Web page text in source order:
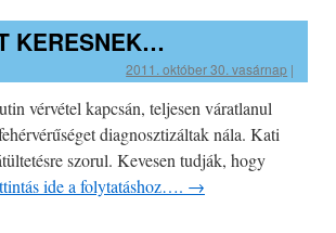
KERESNEK…
2011. október 30. vasárnap |
vérvétel kapcsán, teljesen váratlanul
diagnosztizáltak nála. Kati
szorul. Kevesen tudják, hogy
ide a folytatáshoz…. →